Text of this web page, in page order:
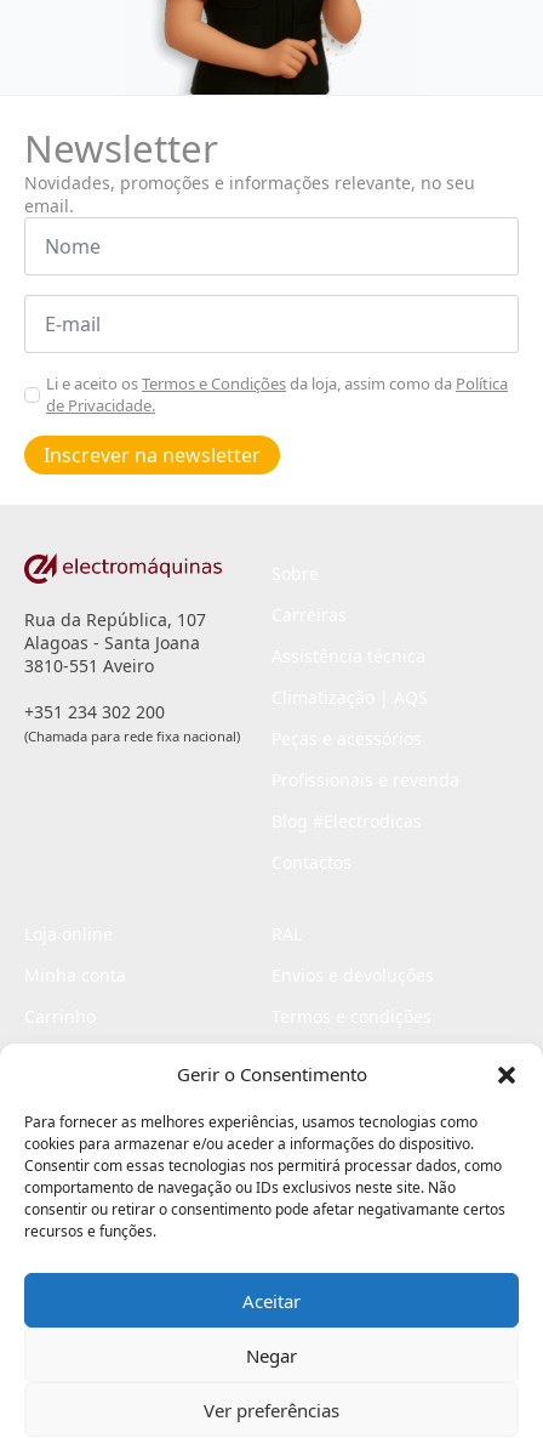
Gerir o Consentimento
Para fornecer as melhores experiências, usamos tecnologias como
cookies para armazenar e/ou aceder a informações do dispositivo.
Consentir com essas tecnologias nos permitirá processar dados, como
comportamento de navegação ou IDs exclusivos neste site. Não
consentir ou retirar o consentimento pode afetar negativamante certos
recursos e funções.
Aceitar
Negar
Ver preferências
Newsletter
Novidades, promoções e informações relevante, no seu
email.
Nome
Email
Aceitar
Poiticas
de
privacidade
Li e aceito osTermos e Condiçõesda loja, assim como da Política
de Privacidade.
Inscrever na newsletter
Rua da República, 107
Alagoas - Santa Joana
3810-551 Aveiro
+351 234 302 200
(Chamada para rede fixa nacional)
Livro de elogios
Electromaquinas ©2026
contágio - agência criativa